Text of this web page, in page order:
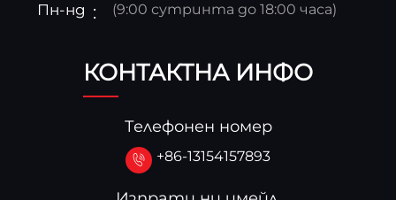
Пн-нд (9:00 сутринта до 18:00 часа)
КОНТАКТНА ИНФО
Телефонен номер
+86-13154157893